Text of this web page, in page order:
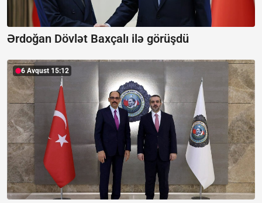
Ərdoğan Dövlət Baxçalı ilə görüşdü
6 Avqust 15:12